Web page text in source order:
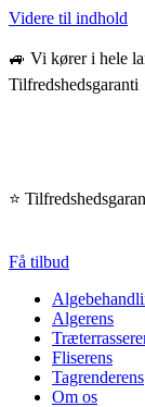
Videre til indhold
🚙 Vi kører i hele
Tilfredshedsgaranti
⭐️
Få tilbud
Algerens
Fliserens
Tagrenderens
Om os